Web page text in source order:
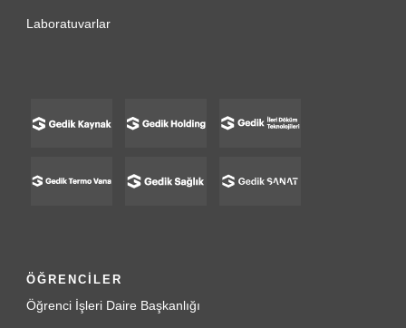
Laboratuvarlar
ÖĞRENCİLER
Öğrenci İşleri Daire Başkanlığı